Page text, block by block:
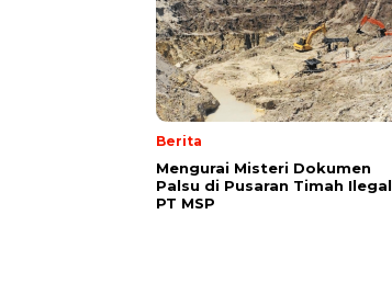
Berita
Mengurai Misteri Dokumen
Palsu di Pusaran Timah Ilegal
PT MSP